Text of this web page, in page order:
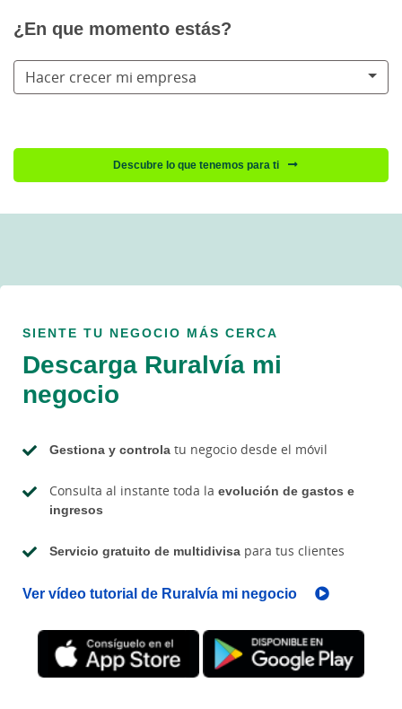
¿En que momento estás?
Hacer crecer mi empresa
Descubre lo que tenemos para ti
SIENTE TU NEGOCIO MÁS CERCA
Descarga Ruralvía mi
negocio
Gestiona y controla tu negocio desde el móvil
Consulta al instante toda la evolución de gastos e
ingresos
Servicio gratuito de multidivisa para tus clientes
Ver vídeo tutorial de Ruralvía mi negocio